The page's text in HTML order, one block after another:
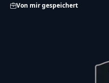
Von mir gespeichert